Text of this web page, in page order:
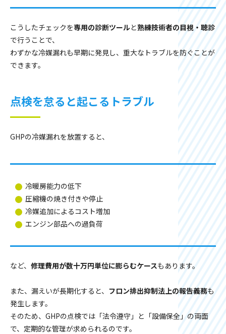
こうしたチェックを専用の診断ツールと熟練技術者の目視・聴診
で行うことで、
わずかな冷媒漏れも早期に発見し、重大なトラブルを防ぐことが
できます。
点検を怠ると起こるトラブル
GHPの冷媒漏れを放置すると、
冷暖房能力の低下
圧縮機の焼き付きや停止
冷媒追加によるコスト増加
エンジン部品への過負荷
など、 修理費用が数十万円単位に膨らむケースもあります。
また、漏えいが長期化すると、 フロン排出抑制法上の報告義務も
発生します。
そのため、GHPの点検では「法令遵守」と「設備保全」の両面
で、定期的な管理が求められるのです。